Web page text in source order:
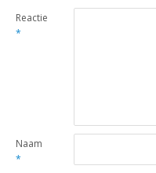
Reactie
*
Naam
*